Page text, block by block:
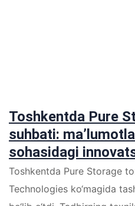
Toshkentda Pure
suhbati:
sohasidagi
Toshkentda Pure Storage
Technologies ko‘magida